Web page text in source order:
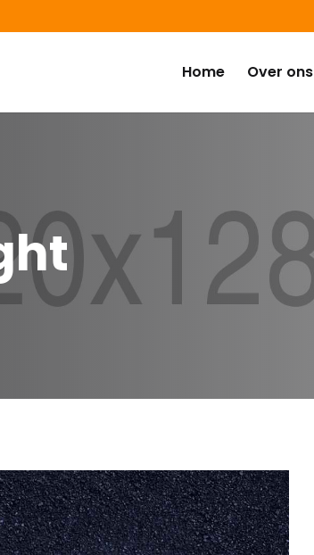
Home Over ons